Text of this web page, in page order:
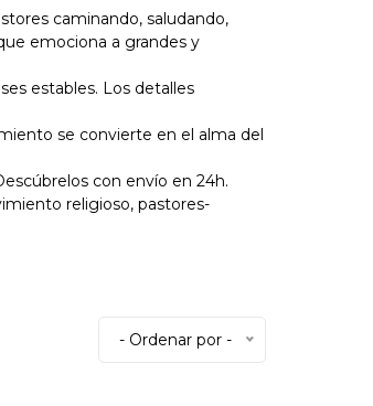
caminando, saludando,
emociona a grandes y
estables. Los detalles
se convierte en el alma del
con envío en 24h.
religioso, pastores-
- Ordenar por -